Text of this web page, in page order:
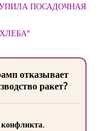
ПОСАДОЧНАЯ
отказывает
ракет?